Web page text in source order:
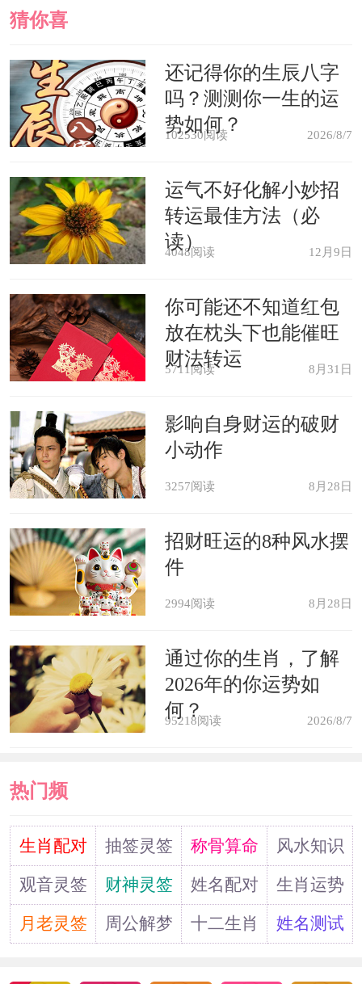
未婚的梦见耳环，会找到一个好对
梦见耳环大重使耳朵发痛，异性方
面将产生波折。
梦见别人赠送耳环，则怀孕之人将
生男孩。
戴金耳环，生贵子。《周公解梦》
猜你喜
欢
还记得你的生辰八字
吗？测测你一生的运
势如何？
102530阅读 2026/8/7
运气不好化解小妙招
转运最佳方法（必
读）
4048阅读 12月9日
你可能还不知道红包
放在枕头下也能催旺
财法转运
5711阅读 8月31日
影响自身财运的破财
小动作
3257阅读 8月28日
招财旺运的8种风水摆
件
2994阅读 8月28日
通过你的生肖，了解
2026年的你运势如
何？
95218阅读 2026/8/7
热门频
道生肖配对 抽签灵签 称骨算命
风水知识
观音灵签
财神灵签 姓名配对
生肖运势
月老灵签
周公解梦 十二生肖 姓名测试